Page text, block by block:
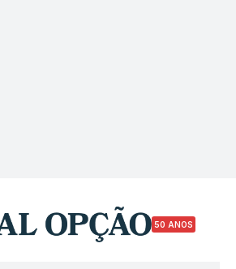
50 ANOS